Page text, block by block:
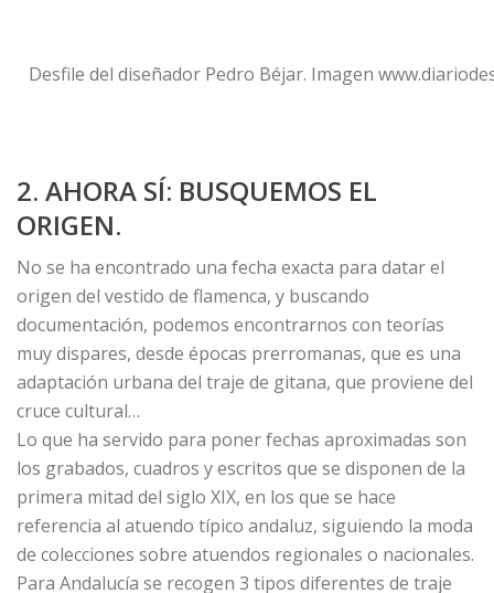
Desfile del diseñador Pedro Béjar. Imagen
2. AHORA SÍ: BUSQUEMOS EL
ORIGEN.
No se ha encontrado una fecha exacta para datar el
origen del vestido de flamenca, y buscando
documentación, podemos encontrarnos con teorías
muy dispares, desde épocas prerromanas, que es una
adaptación urbana del traje de gitana, que proviene del
cruce cultural…
Lo que ha servido para poner fechas aproximadas son
los grabados, cuadros y escritos que se disponen de la
primera mitad del siglo XIX, en los que se hace
referencia al atuendo típico andaluz, siguiendo la moda
de colecciones sobre atuendos regionales o nacionales.
Para Andalucía se recogen 3 tipos diferentes de traje